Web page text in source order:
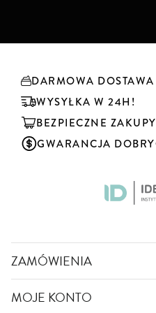
k
l
e
t
t
e
DARMOWA DOSTAWA
WYSYŁKA W 24H!
BEZPIECZNE ZAKUPY
GWARANCJA
ZAMÓWIENIA
MOJE KONTO